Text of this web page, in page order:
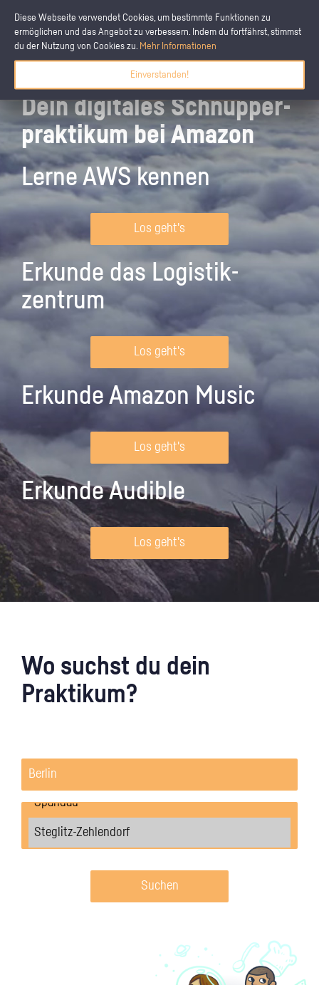
Diese Webseite verwendet Cookies, um bestimmte Funktionen zu
ermöglichen und das Angebot zu verbessern. Indem du fortfährst, stimmst
du der Nutzung von Cookies zu. Mehr Informationen
Einverstanden!
Dein digitales Schnupper­
praktikum bei Amazon
Lerne AWS kennen
Los geht's
Erkunde das Logistik­
zentrum
Los geht's
Erkunde Amazon Music
Los geht's
Erkunde Audible
Los geht's
Wo suchst du dein
Praktikum?
Suchen